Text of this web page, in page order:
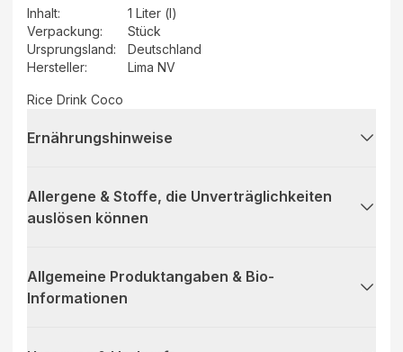
Inhalt:
1 Liter (l)
Verpackung:
Stück
Ursprungsland:
Deutschland
Hersteller: Lima NV
Rice Drink Coco
Ernährungshinweise
Allergene & Stoffe, die Unverträglichkeiten
auslösen können
Allgemeine Produktangaben & Bio-
Informationen